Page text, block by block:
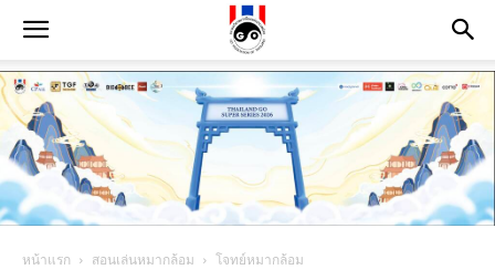
หน้าแรก สอนเล่นหมากล้อม โจทย์หมากล้อม